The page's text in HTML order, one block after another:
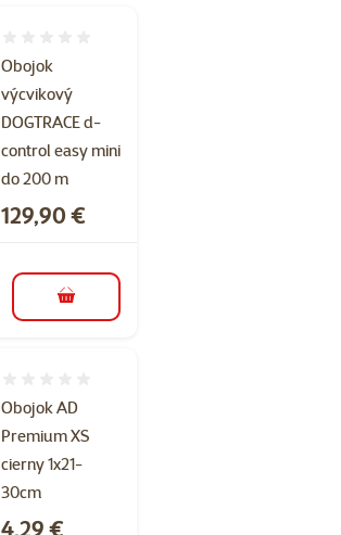
Obojok
výcvikový
DOGTRACE d-
control easy mini
do 200 m
Cena
129,90 €
do košíka
Obojok AD
Premium XS
cierny 1x21-
30cm
Cena
4,29 €